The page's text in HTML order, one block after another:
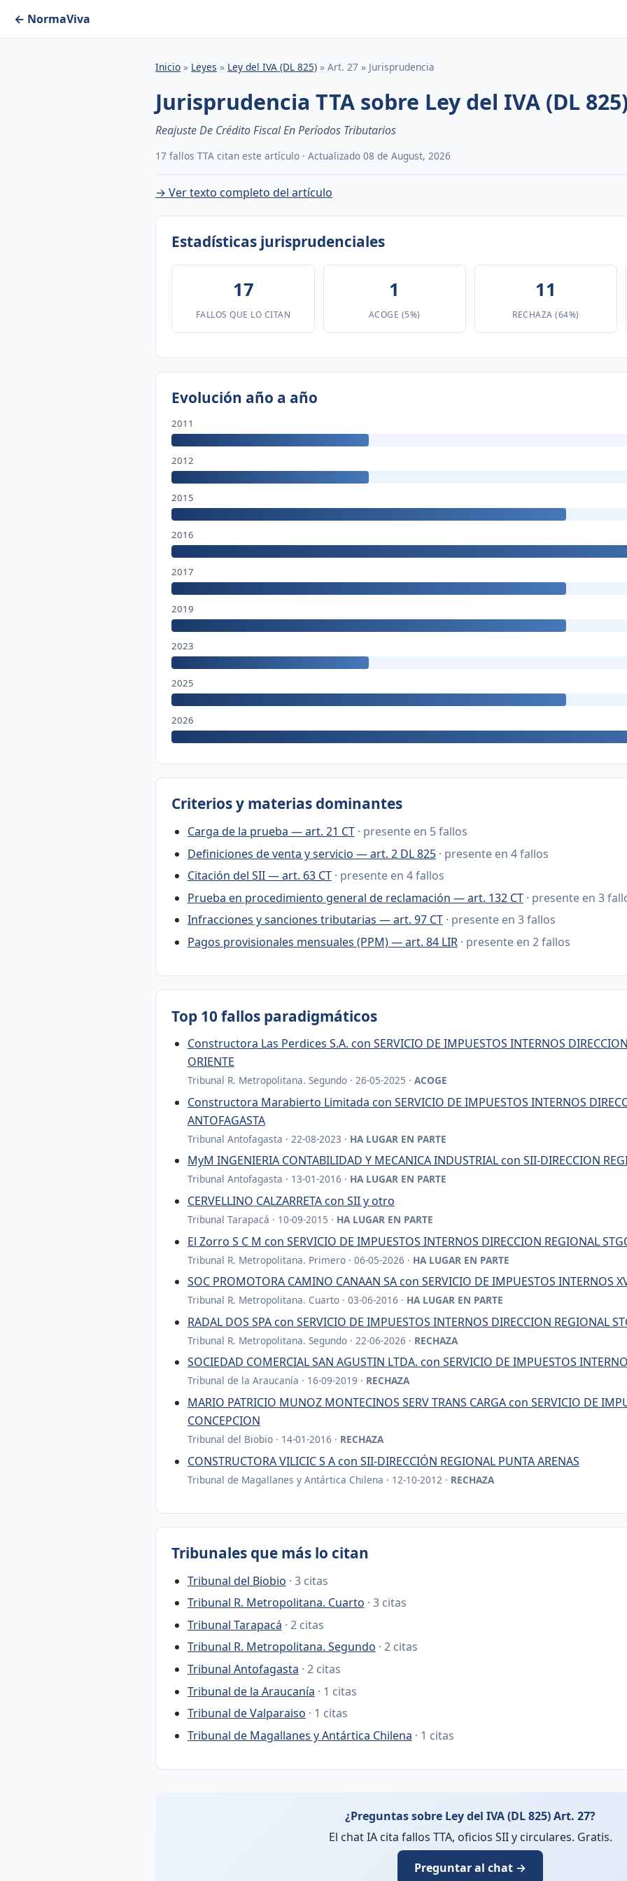
← NormaViva
Inicio » Leyes » Ley del IVA (DL 825) » Art. 27 » Jurisprudencia
Jurisprudencia TTA sobre Ley del IVA (DL
Reajuste De Crédito Fiscal En Períodos Tributarios
17 fallos TTA citan este artículo · Actualizado 08 de August, 2026
→ Ver texto completo del artículo
Estadísticas jurisprudenciales
17
FALLOS QUE LO CITAN
1
ACOGE (5%)
11
RECHAZA (64%)
Evolución año a año
2011
2012
2015
2016
2017
2019
2023
2025
2026
Criterios y materias dominantes
Carga de la prueba — art. 21 CT · presente en 5 fallos
Definiciones de venta y servicio — art. 2 DL 825 · presente en 4 fallos
Citación del SII — art. 63 CT · presente en 4 fallos
Prueba en procedimiento general de reclamación — art. 132 CT · presente en 3
Infracciones y sanciones tributarias — art. 97 CT · presente en 3 fallos
Pagos provisionales mensuales (PPM) — art. 84 LIR · presente en 2 fallos
Top 10 fallos paradigmáticos
Constructora Las Perdices S.A. con SERVICIO DE IMPUESTOS INTERNOS
ORIENTE
Tribunal R. Metropolitana. Segundo · 26-05-2025 · ACOGE
Constructora Marabierto Limitada con SERVICIO DE IMPUESTOS INTERNOS
ANTOFAGASTA
Tribunal Antofagasta · 22-08-2023 · HA LUGAR EN PARTE
MyM INGENIERIA CONTABILIDAD Y MECANICA INDUSTRIAL con SII-DIRECCION
Tribunal Antofagasta · 13-01-2016 · HA LUGAR EN PARTE
CERVELLINO CALZARRETA con SII y otro
Tribunal Tarapacá · 10-09-2015 · HA LUGAR EN PARTE
El Zorro S C M con SERVICIO DE IMPUESTOS INTERNOS DIRECCION REGIONAL
Tribunal R. Metropolitana. Primero · 06-05-2026 · HA LUGAR EN PARTE
SOC PROMOTORA CAMINO CANAAN SA con SERVICIO DE IMPUESTOS INTERNOS
Tribunal R. Metropolitana. Cuarto · 03-06-2016 · HA LUGAR EN PARTE
RADAL DOS SPA con SERVICIO DE IMPUESTOS INTERNOS DIRECCION REGIONAL
Tribunal R. Metropolitana. Segundo · 22-06-2026 · RECHAZA
SOCIEDAD COMERCIAL SAN AGUSTIN LTDA. con SERVICIO DE IMPUESTOS
Tribunal de la Araucanía · 16-09-2019 · RECHAZA
MARIO PATRICIO MUNOZ MONTECINOS SERV TRANS CARGA con SERVICIO DE
CONCEPCION
Tribunal del Biobio · 14-01-2016 · RECHAZA
CONSTRUCTORA VILICIC S A con SII-DIRECCIÓN REGIONAL PUNTA ARENAS
Tribunal de Magallanes y Antártica Chilena · 12-10-2012 · RECHAZA
Tribunales que más lo citan
Tribunal del Biobio · 3 citas
Tribunal R. Metropolitana. Cuarto · 3 citas
Tribunal Tarapacá · 2 citas
Tribunal R. Metropolitana. Segundo · 2 citas
Tribunal Antofagasta · 2 citas
Tribunal de la Araucanía · 1 citas
Tribunal de Valparaiso · 1 citas
Tribunal de Magallanes y Antártica Chilena · 1 citas
¿Preguntas sobre Ley del IVA (DL 825) Art. 27?
El chat IA cita fallos TTA, oficios SII y circulares. Gratis.
Preguntar al chat →